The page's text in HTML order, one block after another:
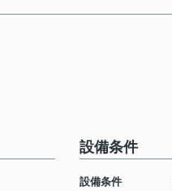
設備条件
設備条件